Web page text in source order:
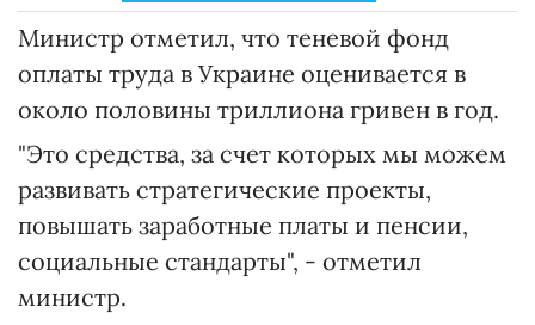
Министр отметил, что теневой фонд
оплаты труда в Украине оценивается в
около половины триллиона гривен в год.
"Это средства, за счет которых мы можем
развивать стратегические проекты,
повышать заработные платы и пенсии,
социальные стандарты", - отметил
министр.